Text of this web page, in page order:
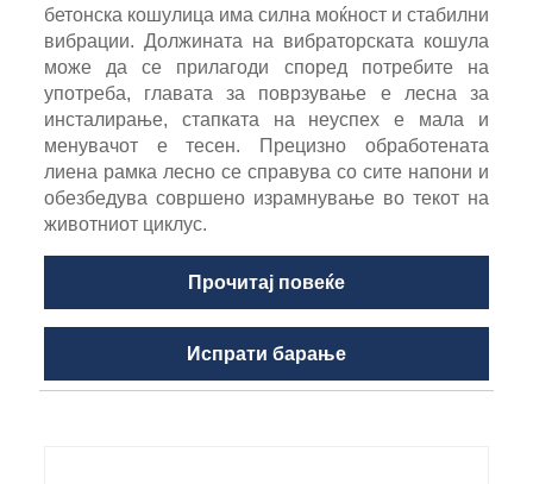
бетонска кошулица има силна моќност и стабилни
вибрации. Должината на вибраторската кошула
може да се прилагоди според потребите на
употреба, главата за поврзување е лесна за
инсталирање, стапката на неуспех е мала и
менувачот е тесен. Прецизно обработената
лиена рамка лесно се справува со сите напони и
обезбедува совршено израмнување во текот на
животниот циклус.
Прочитај повеќе
Испрати барање